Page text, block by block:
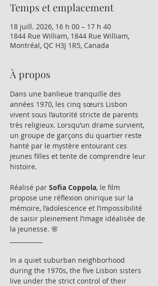
Temps et emplacement
18 juill. 2026, 16 h 00 – 17 h 40
1844 Rue William, 1844 Rue William,
Montréal, QC H3J 1R5, Canada
À propos
Dans une banlieue tranquille des
années 1970, les cinq sœurs Lisbon
vivent sous l’autorité stricte de parents
très religieux. Lorsqu’un drame survient,
un groupe de garçons du quartier reste
hanté par le mystère entourant ces
jeunes filles et tente de comprendre leur
histoire.
Réalisé par Sofia Coppola, le film
propose une réflexion onirique sur la
mémoire, l’adolescence et l’impossibilité
de saisir pleinement l’image idéalisée de
la jeunesse. 🌸
In a quiet suburban neighborhood
during the 1970s, the five Lisbon sisters
live under the strict control of their